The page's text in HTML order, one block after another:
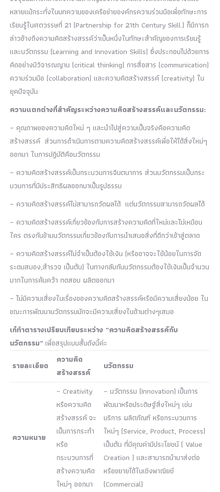
หลายแม้กระทั่งในบทความของเครือข่ายองค์กรความร่วมมือเพื่อทักษะการ
เรียนรู้ในศตวรรษที่ 21 (Partnership for 21th Century Skill.) ก็มีการก
ล่าวอ้างถึงความคิดสร้างสรรค์ว่าเป็นหนึ่งในทักษะสำคัญของการเรียนรู้
และนวัตกรรม (Learning and Innovation Skills) ซึ่งประกอบไปด้วยการ
คิดอย่างมีวิจารณญาน (critical thinking) การสื่อสาร (communication)
ความร่วมมือ (collaboration) และความคิดสร้างสรรค์ (creativity) ใน
ยุคปัจจุบัน
ความแตกต่างที่สำคัญระหว่างความคิดสร้างสรรค์และนวัตกรรม:
– คุณภาพของความคิดใหม่ ๆ และนำไปสู่ความเป็นจริงคือความคิด
สร้างสรรค์ ส่วนการดำเนินการตามความคิดสร้างสรรค์เพื่อให้ได้สิ่งใหม่ๆ
ออกมา ในการปฏิบัติคือนวัตกรรม
– ความคิดสร้างสรรค์เป็นกระบวนการจินตนาการ ส่วนนวัตกรรมเป็นกระ
บวนการที่มีประสิทธิผลออกมาเป็นรูปธรรม
– ความคิดสร้างสรรค์ไม่สามารถวัดผลได้ แต่นวัตกรรมสามารถวัดผลได้
– ความคิดสร้างสรรค์เกี่ยวข้องกับการสร้างความคิดที่ใหม่และไม่เหมือน
ใคร ตรงกันข้ามนวัตกรรมเกี่ยวข้องกับการนำเสนอสิ่งที่ดีกว่าเข้าสู่ตลาด
– ความคิดสร้างสรรค์ไม่จำเป็นต้องใช้เงิน (หรืออาจจะใช้น้อยในการจัด
ระดมสมอง,สำรวจ เป็นต้น) ในทางกลับกันนวัตกรรมต้องใช้เงินเป็นจำนวน
มากในการค้นคว้า ทดสอบ ผลิตออกมา
– ไม่มีความเสี่ยงในเรื่องของความคิดสร้างสรรค์หรือมีความเสี่ยงน้อย ใน
ขณะการพัฒนานวัตกรรมมักจะมีความเสี่ยงในด้านต่างๆเสมอ
เก๋ทำตารางเปรียบเทียบระหว่าง “ความคิดสร้างสรรค์กับ
นวัตกรรม” เพื่อสรุปแบบสั้นดังนี้ค่ะ
รายละเอียด
ความคิด
สร้างสรรค์
นวัตกรรม
ความหมาย
– Creativity
หรือความคิด
สร้างสรรค์ จะ
เป็นการกระทำ
หรือ
กระบวนการที่
สร้างความคิด
ใหม่ๆ ออกมา
– นวัตกรรม (Innovation) เป็นการ
พัฒนาหรือประดิษฐ์สิ่งใหม่ๆ เช่น
บริการ ผลิตภัณฑ์ หรือกระบวนการ
ใหม่ๆ (Service, Product, Process)
เป็นต้น ที่มีคุณค่ามีประโยชน์ ( Value
Creation ) และสามารถนำมาส่งต่อ
หรือขยายได้ในเชิงพาณิยช์
(Commercial)